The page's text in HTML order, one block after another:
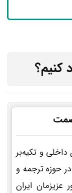
کنیم؟
صمت
داخلی و تکیه‌بر
حوزه ترجمه و
ایران